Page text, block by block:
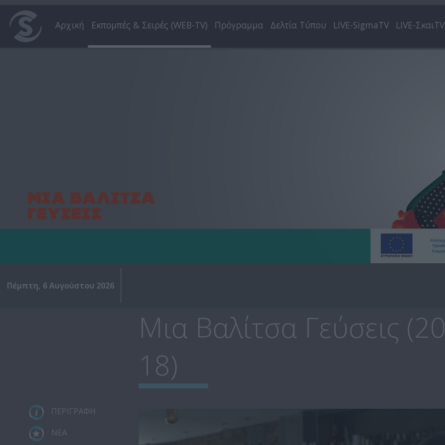
Αρχική Εκπομπές & Σειρές (WEB-TV) Πρόγραμμα Δελτία Τύπου LIVE-SigmaTV LIVE-ΣκαιTV
Πέμπτη, 6 Αυγούστου 2026
Μια Βαλίτσα Γεύσεις
18)
ΠΕΡΙΓΡΑΦΗ
ΝΕΑ